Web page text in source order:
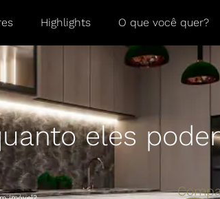
Highlights O que você quer?
eles